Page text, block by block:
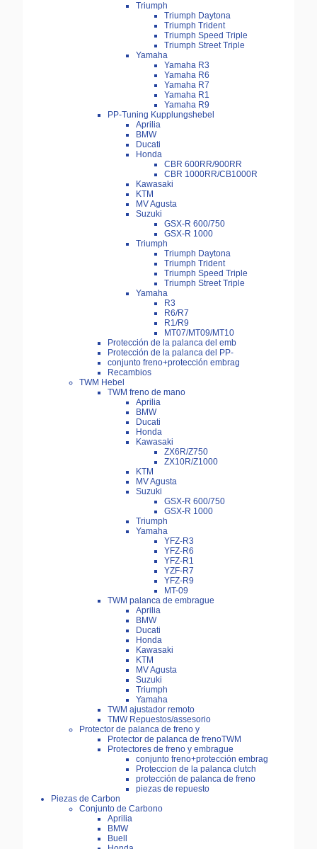
Triumph
Triumph Daytona
Triumph Trident
Triumph Speed Triple
Triumph Street Triple
Yamaha
Yamaha R3
Yamaha R6
Yamaha R7
Yamaha R1
Yamaha R9
PP-Tuning Kupplungshebel
Aprilia
BMW
Ducati
Honda
CBR 600RR/900RR
CBR 1000RR/CB1000R
Kawasaki
KTM
MV Agusta
Suzuki
GSX-R 600/750
GSX-R 1000
Triumph
Triumph Daytona
Triumph Trident
Triumph Speed Triple
Triumph Street Triple
Yamaha
R3
R6/R7
R1/R9
MT07/MT09/MT10
Protección de la palanca del emb
Protección de la palanca del PP-
conjunto freno+protección embrag
Recambios
TWM Hebel
TWM freno de mano
Aprilia
BMW
Ducati
Honda
Kawasaki
ZX6R/Z750
ZX10R/Z1000
KTM
MV Agusta
Suzuki
GSX-R 600/750
GSX-R 1000
Triumph
Yamaha
YFZ-R3
YFZ-R6
YFZ-R1
YZF-R7
YFZ-R9
MT-09
TWM palanca de embrague
Aprilia
BMW
Ducati
Honda
Kawasaki
KTM
MV Agusta
Suzuki
Triumph
Yamaha
TWM ajustador remoto
TMW Repuestos/assesorio
Protector de palanca de freno y
Protector de palanca de frenoTWM
Protectores de freno y embrague
conjunto freno+protección embrag
Proteccion de la palanca clutch
protección de palanca de freno
piezas de repuesto
Piezas de Carbon
Conjunto de Carbono
Aprilia
BMW
Buell